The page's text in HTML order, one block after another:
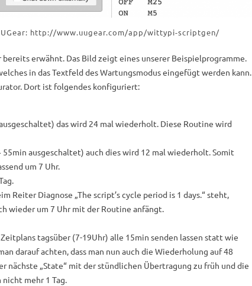
http://www.uugear.com/app/wittypi-scriptgen/
erwähnt. Das Bild zeigt eines unserer Beispielprogramme.
in das Textfeld des Wartungsmodus eingefügt werden kann.
Dort ist folgendes konfiguriert:
das wird 24 mal wiederholt. Diese Routine wird
ausgeschaltet) auch dies wird 12 mal wiederholt. Somit
um 7 Uhr.
Reiter Diagnose „The script’s cycle period is 1 days.“ steht,
wieder um 7 Uhr mit der Routine anfängt.
tagsüber (7-19Uhr) alle 15min senden lassen statt wie
darauf achten, dass man nun auch die Wiederholung auf 48
nächste „State“ mit der stündlichen Übertragung zu früh und die
nicht mehr 1 Tag.